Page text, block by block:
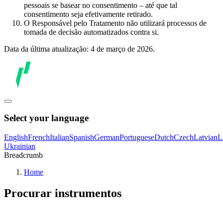
pessoais se basear no consentimento – até que tal
consentimento seja efetivamente retirado.
O Responsável pelo Tratamento não utilizará processos de
tomada de decisão automatizados contra si.
Data da última atualização: 4 de março de 2026.
Select your language
EnglishFrenchItalianSpanishGermanPortugueseDutchCzechLatvian
Ukrainian
Breadcrumb
Home
Procurar instrumentos